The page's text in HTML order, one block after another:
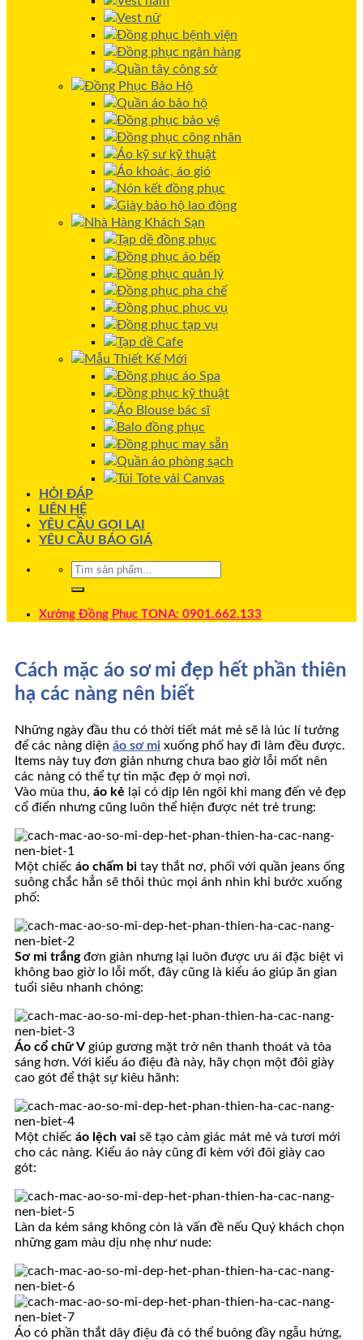
Vest nữ
Đồng phục bệnh viện
Đồng phục ngân hàng
Quần tây công sở
Đồng Phục Bảo Hộ
Quần áo bảo hộ
Đồng phục bảo vệ
Đồng phục công nhân
Áo kỹ sư kỹ thuật
Áo khoác, áo gió
Nón kết đồng phục
Giày bảo hộ lao động
Nhà Hàng Khách Sạn
Tạp dề đồng phục
Đồng phục áo bếp
Đồng phục quản lý
Đồng phục pha chế
Đồng phục phục vụ
Đồng phục tạp vụ
Tạp dề Cafe
Mẫu Thiết Kế Mới
Đồng phục áo Spa
Đồng phục kỹ thuật
Áo Blouse bác sĩ
Balo đồng phục
Đồng phục may sẵn
Quần áo phòng sạch
Túi Tote vải Canvas
HỎI ĐÁP
LIÊN HỆ
YÊU CẦU GỌI LẠI
YÊU CẦU BÁO GIÁ
Xưởng Đồng Phục TONA: 0901.662.133
Cách mặc áo sơ mi đẹp hết phần thiên
hạ các nàng nên biết
Những ngày đầu thu có thời tiết mát mẻ sẽ là lúc lí tưởng
để các nàng diện áo sơ mi xuống phố hay đi làm đều được.
Items này tuy đơn giản nhưng chưa bao giờ lỗi mốt nên
các nàng có thể tự tin mặc đẹp ở mọi nơi.
Vào mùa thu, áo kẻ lại có dịp lên ngôi khi mang đến vẻ đẹp
cổ điển nhưng cũng luôn thể hiện được nét trẻ trung:
Một chiếc áo chấm bi tay thắt nơ, phối với quần jeans ống
suông chắc hẳn sẽ thôi thúc mọi ánh nhìn khi bước xuống
phố:
Sơ mi trắngđơn giản nhưng lại luôn được ưu ái đặc biệt vì
không bao giờ lo lỗi mốt, đây cũng là kiểu áo giúp ăn gian
tuổi siêu nhanh chóng:
Áo cổ chữ V giúp gương mặt trở nên thanh thoát và tỏa
sáng hơn. Với kiểu áo điệu đà này, hãy chọn một đôi giày
cao gót để thật sự kiêu hãnh:
Một chiếc áo lệch vai sẽ tạo cảm giác mát mẻ và tươi mới
cho các nàng. Kiểu áo này cũng đi kèm với đôi giày cao
gót:
Làn da kém sáng không còn là vấn đề nếu Quý khách chọn
những gam màu dịu nhẹ như nude:
Áo có phần thắt dây điệu đà có thể buông đầy ngẫu hứng,